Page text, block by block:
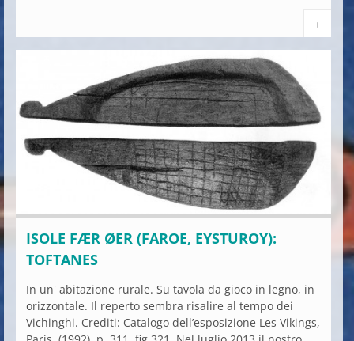
+
ISOLE FÆR ØER (FAROE, EYSTUROY):
TOFTANES
In un' abitazione rurale. Su tavola da gioco in legno, in
orizzontale. Il reperto sembra risalire al tempo dei
Vichinghi. Crediti: Catalogo dell’esposizione Les Vikings,